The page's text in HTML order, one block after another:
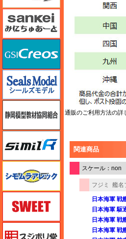
通販のご利用方法の詳
関連商品
スケール：non
フジミ 艦名
日本海軍 戦
日本海軍 駆
日本海軍 戦
日本海軍 戦
静岡模型協同組合
シモムラアレック
スイート（SWEET）